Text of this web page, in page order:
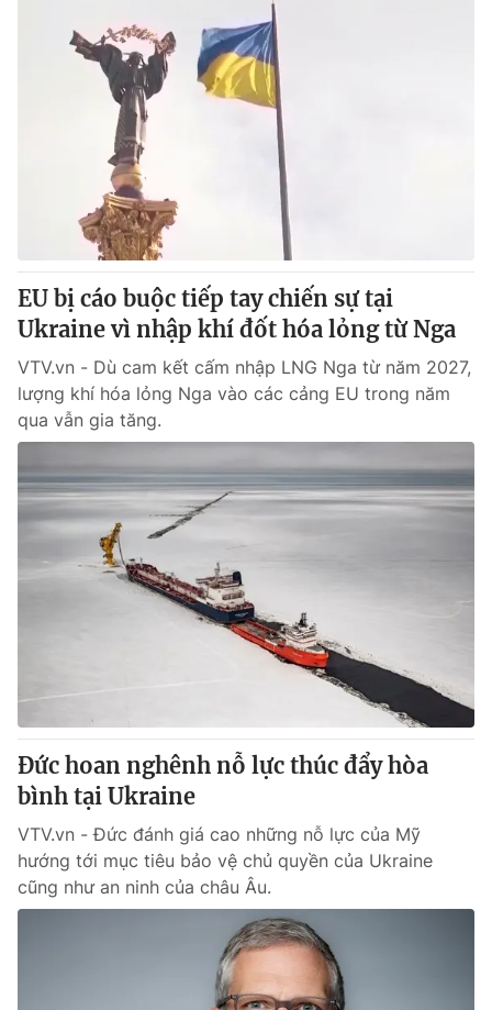
EU bị cáo buộc tiếp tay chiến sự tại
Ukraine vì nhập khí đốt hóa lỏng từ Nga
VTV.vn - Dù cam kết cấm nhập LNG Nga từ năm 2027,
lượng khí hóa lỏng Nga vào các cảng EU trong năm
qua vẫn gia tăng.
Đức hoan nghênh nỗ lực thúc đẩy hòa
bình tại Ukraine
VTV.vn - Đức đánh giá cao những nỗ lực của Mỹ
hướng tới mục tiêu bảo vệ chủ quyền của Ukraine
cũng như an ninh của châu Âu.